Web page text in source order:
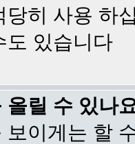
당히 사용 하
도 있습니다
올릴 수 있나
보이게는 할